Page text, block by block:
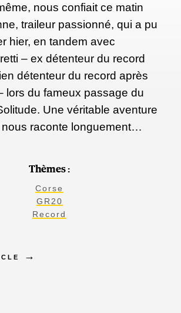
nous confiait ce matin
traileur passionné, qui a pu
hier, en tandem avec
– ex détenteur du record
détenteur du record après
lors du fameux passage du
Une véritable aventure
nous raconte longuement…
Thèmes :
Corse
GR20
Record